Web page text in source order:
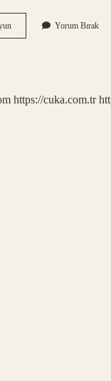
Maddenin
Bendi
Yorum Bırak
https://cuka.com.tr